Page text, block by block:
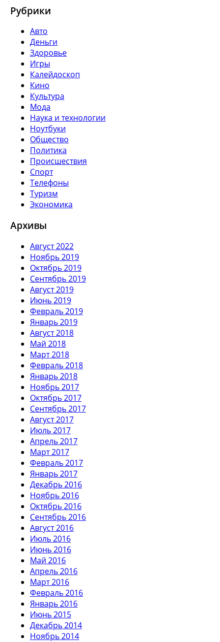
Рубрики
Авто
Деньги
Здоровье
Игры
Калейдоскоп
Кино
Культура
Мода
Наука и технологии
Ноутбуки
Общество
Политика
Происшествия
Спорт
Телефоны
Туризм
Экономика
Архивы
Август 2022
Ноябрь 2019
Октябрь 2019
Сентябрь 2019
Август 2019
Июнь 2019
Февраль 2019
Январь 2019
Август 2018
Май 2018
Март 2018
Февраль 2018
Январь 2018
Ноябрь 2017
Октябрь 2017
Сентябрь 2017
Август 2017
Июль 2017
Апрель 2017
Март 2017
Февраль 2017
Январь 2017
Декабрь 2016
Ноябрь 2016
Октябрь 2016
Сентябрь 2016
Август 2016
Июль 2016
Июнь 2016
Май 2016
Апрель 2016
Март 2016
Февраль 2016
Январь 2016
Июнь 2015
Декабрь 2014
Ноябрь 2014